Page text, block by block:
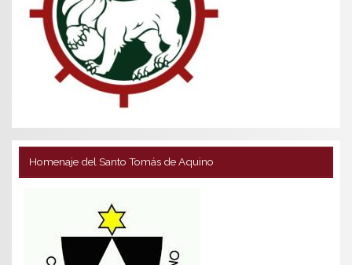
Homenaje del Santo Tomás de Aquino